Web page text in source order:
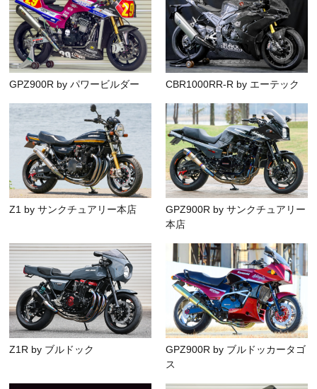
GPZ900R by パワービルダー CBR1000RR-R by エーテック
Z1 by サンクチュアリー本店
GPZ900R by サンクチュアリー
本店
Z1R by ブルドック
GPZ900R by ブルドッカータゴ
ス